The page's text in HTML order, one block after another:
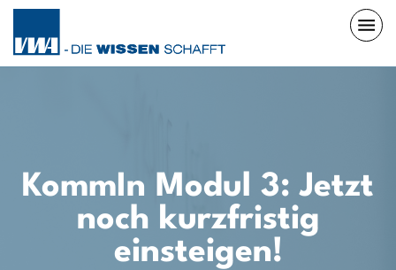
KommIn Modul 3: Jetzt
noch kurzfristig
einsteigen!